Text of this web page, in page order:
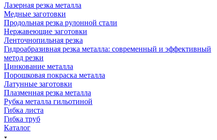
Лазерная резка металла
Медные заготовки
Продольная резка рулонной стали
Нержавеющие заготовки
Ленточнопильная резка
Гидроабразивная резка металла: современный и эффективный
метод резки
Цинкование металла
Порошковая покраска металла
Латунные заготовки
Плазменная резка металла
Рубка металла гильотиной
Гибка листа
Гибка труб
Каталог